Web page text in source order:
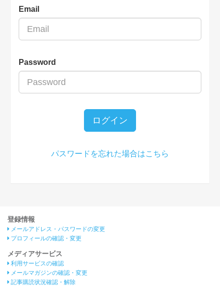
Email
Password
ログイン
パスワードを忘れた場合はこちら
登録情報
メールアドレス・パスワードの変更
プロフィールの確認・変更
メディアサービス
利用サービスの確認
メールマガジンの確認・変更
記事購読状況確認・解除